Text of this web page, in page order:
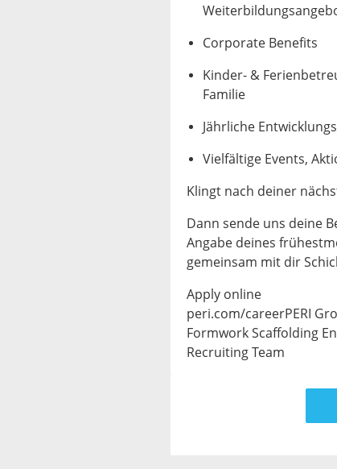
Corporate Benefits
Kinder- &
Familie
Jährliche
Vielfältige Events,
Klingt nach deiner
Dann sende uns deine
Angabe deines
gemeinsam mit dir
Apply online
peri.com/careerPERI
Formwork Scaffolding
Recruiting Team